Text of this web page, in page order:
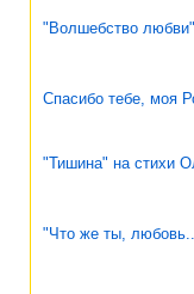
"Волшебство
Спасибо тебе, моя
"Тишина" на стихи
"Что же ты,